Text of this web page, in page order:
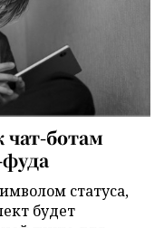
ботам
статуса,
будет